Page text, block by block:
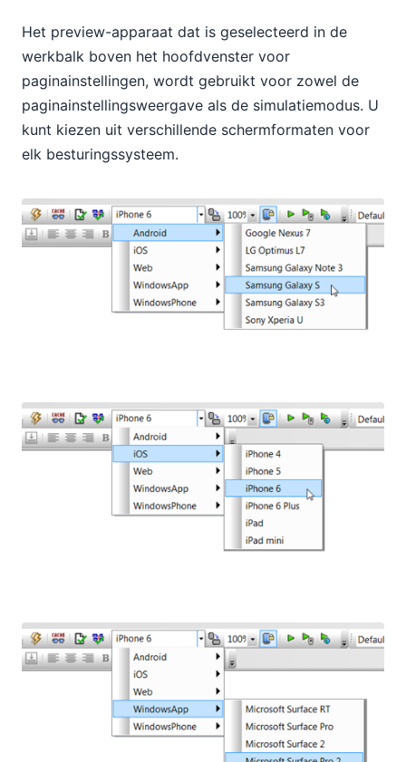
Het preview-apparaat dat is geselecteerd in de
werkbalk boven het hoofdvenster voor
paginainstellingen, wordt gebruikt voor zowel de
paginainstellingsweergave als de simulatiemodus. U
kunt kiezen uit verschillende schermformaten voor
elk besturingssysteem.